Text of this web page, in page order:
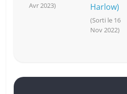
Avr 2023)
Harlow)
(Sorti le 16
Nov 2022)